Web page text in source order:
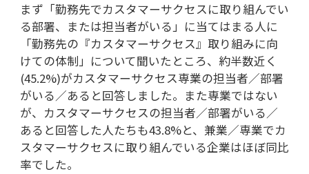
まず「勤務先でカスタマーサクセスに取り組んでい
る部署、または担当者がいる」に当てはまる人に
「勤務先の『カスタマーサクセス』取り組みに向
けての体制」について聞いたところ、約半数近く
(45.2%)がカスタマーサクセス専業の担当者／部署
がいる／あると回答しました。また専業ではない
が、カスタマーサクセスの担当者／部署がいる／
あると回答した人たちも43.8%と、兼業／専業でカ
スタマーサクセスに取り組んでいる企業はほぼ同比
率でした。